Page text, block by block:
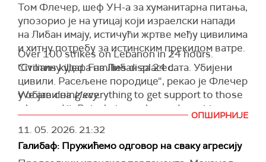
Том Флечер, шеф УН-a за хуманитарна питања,
упозорио је на утицај који израелски напади
на Либан имају, истичући жртве међу цивилима
и хитну потребу за истинским прекидом ватре.
"Стотину удара на Либан за 24 сата. Убијени
цивили. Расељене породице“, рекао је Флечер
у објави наИксу.
Флечер, заменик генералног секретара УН за
хуманитарна питања и координатор за хитну
помоћ, рекао је да су напори за пружање
помоћи у току, али да не могу заменити крај
Over 100 strikes on Lebanon in 24 hours.
Civilians killed. Families displaced.
We are doing everything to get support to those
who need it. But what people need most is a
— Tom Fletcher (@UNReliefChief) May 11, 2026
ОПШИРНИЈЕ
11. 05. 2026.21:32
Галибаф: Пружићемо одговор на сваку агресију